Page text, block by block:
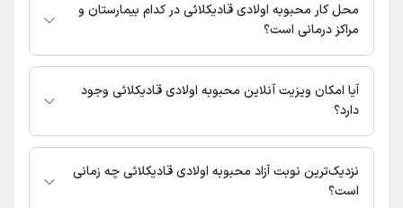
محل کار محبوبه اولادی قادیکلائی در کدام بیمارستان و
مراکز درمانی است؟
اطلاعاتی درباره محل فعالیت محبوبه اولادی قادیکلائی در مراکز درمانی در
دسترس نیست.
آیا امکان ویزیت آنلاین محبوبه اولادی قادیکلائی وجود
دارد؟
در حال حاضر اطلاعاتی درباره ارائه ویزیت آنلاین توسط محبوبه اولادی قادیکلائی
در دسترس نیست. برای دریافت اطلاعات دقیق‌تر، لطفاً با مطب تماس بگیرید.
نزدیک‌ترین نوبت آزاد محبوبه اولادی قادیکلائی چه زمانی
است؟